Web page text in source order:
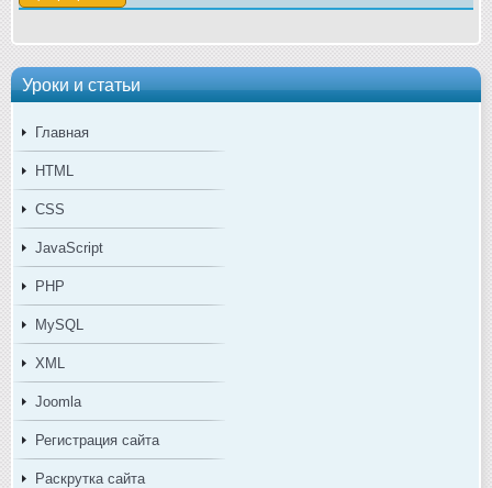
Уроки и статьи
Главная
HTML
CSS
JavaScript
PHP
MySQL
XML
Joomla
Регистрация сайта
Раскрутка сайта